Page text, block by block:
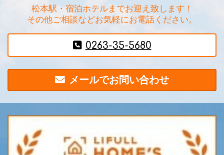
松本駅・宿泊ホテルまでお迎え致します！
その他ご相談などお気軽にお電話ください。
0263-35-5680
メールでお問い合わせ